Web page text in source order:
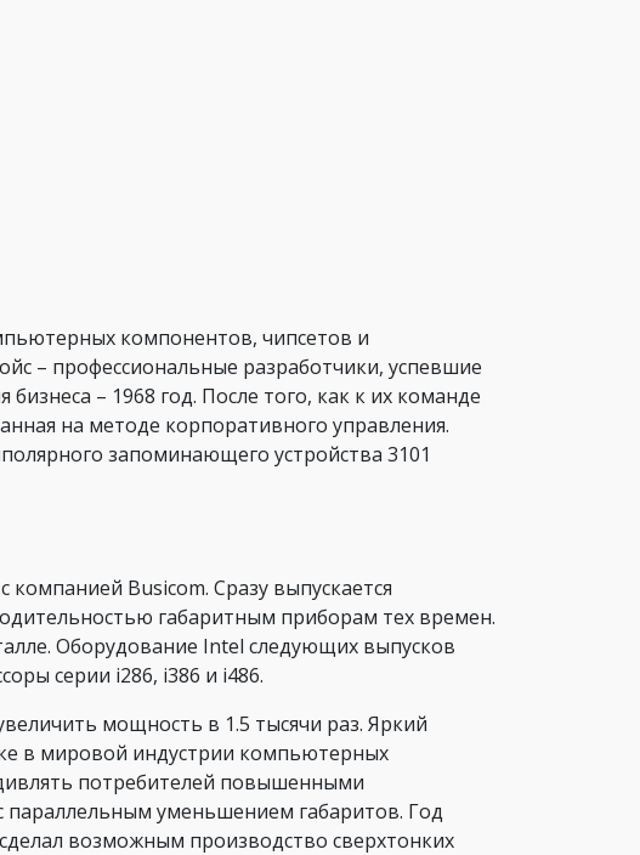
компонентов, чипсетов и
– профессиональные разработчики, успевшие
– 1968 год. После того, как к их команде
на методе корпоративного управления.
запоминающего устройства 3101
компанией Busicom. Сразу выпускается
габаритным приборам тех времен.
Оборудование Intel следующих выпусков
серии i286, i386 и i486.
мощность в 1.5 тысячи раз. Яркий
в мировой индустрии компьютерных
потребителей повышенными
уменьшением габаритов. Год
возможным производство сверхтонких